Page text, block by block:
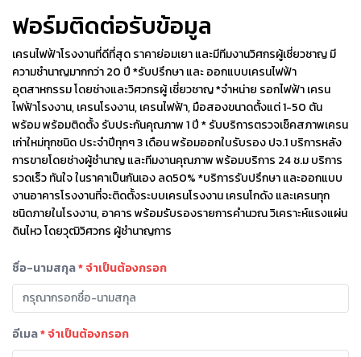
ฟอร์มติดต่อรับข้อมูล
เครนไฟฟ้าโรงงานที่ดีที่สุด ราคาย่อมเยา และมีทีมงานวิศกรผู้เชี่ยวชาญ มี
ความชำนาญมากกว่า 20 ปี *รับปรึกษา และ ออกแบบเครนไฟฟ้า
อุตสาหกรรม โดยช่างและวิศวกรผู้ เชี่ยวชาญ *จำหน่าย รอกไฟฟ้า เครน
ไฟฟ้าโรงงาน, เครนโรงงาน, เครนไฟฟ้า, มือสองขนาดตั้งแต่ 1-50 ตัน
พร้อม พร้อมติดตั้ง รับประกันคุณภาพ 1 ปี * รับบริการตรวจเช็คสภาพเครน
เก่าใหม่ทุกชนิด ประจำปีทุกๆ 3 เดือน พร้อมออกใบรับรอง ปจ.1 บริการหลัง
การขายโดยช่างผู้ชำนาญ และทีมงานคุณภาพ พร้อมบริการ 24 ช.ม บริการ
รวดเร็ว ทันใจ ในราคาเป็นกันเอง ลด50% *บริการรับปรึกษา และออกแบบ
งานอาคารโรงงานที่จะติดตั้งระบบเครนโรงงาน เครนโกดัง และเครนทุก
ชนิดภายในโรงงาน, อาคาร พร้อมรับรองรายการคำนวณ วิเคราะห์แรงแผ่น
ดินไหว โดยวุฒิวิศวกร ผู้ชำนาญการ
ชื่อ-นามสกุล* จำเป็นต้องกรอก
อีเมล* จำเป็นต้องกรอก